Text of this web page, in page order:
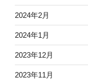
2024年2月
2024年1月
2023年12月
2023年11月